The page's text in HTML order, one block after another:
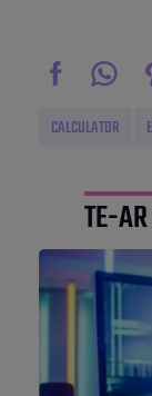
CALCULATOR
TE-